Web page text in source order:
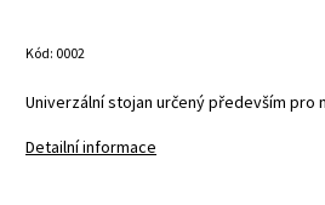
Kód: 0002
Univerzální stojan určený především pro
Detailní informace